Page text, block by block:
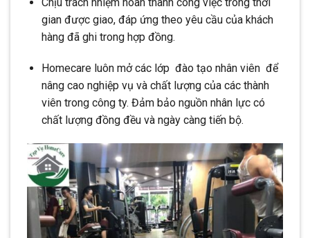
gian được giao, đáp ứng theo yêu cầu của khách
hàng đã ghi trong hợp đồng.
Homecare luôn mở các lớp đào tạo nhân viên để
nâng cao nghiệp vụ và chất lượng của các thành
viên trong công ty. Đảm bảo nguồn nhân lực có
chất lượng đồng đều và ngày càng tiến bộ.